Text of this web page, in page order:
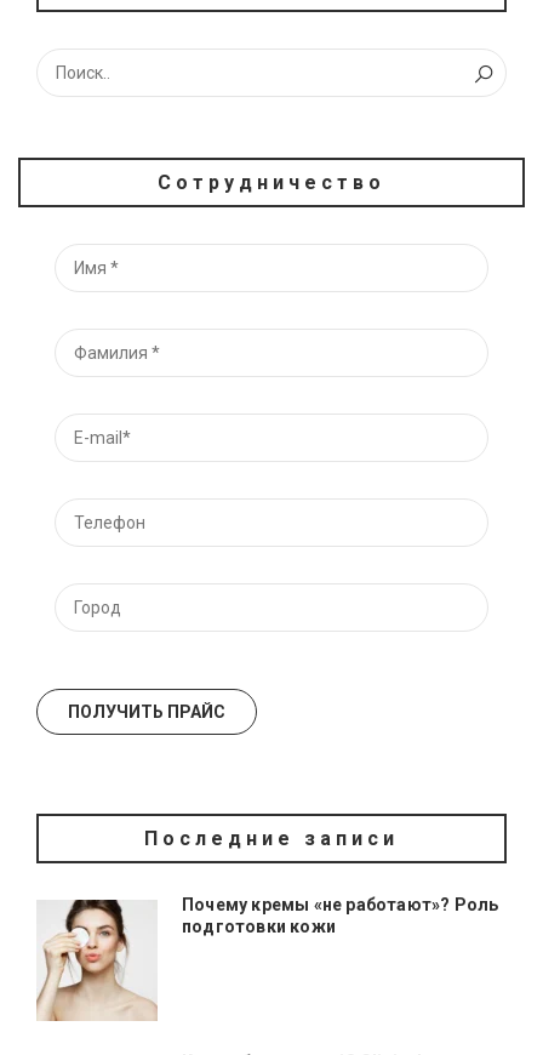
Сотрудничество
Последние записи
Почему кремы «не работают»? Роль
подготовки кожи